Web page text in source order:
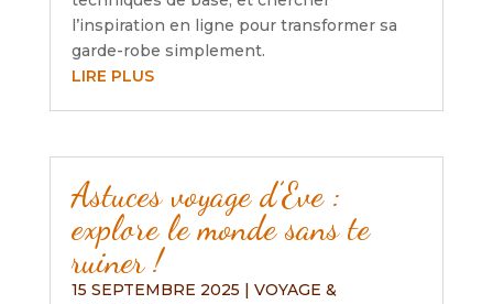
l’inspiration en ligne pour transformer sa
garde-robe simplement.
LIRE PLUS
Astuces voyage d’Eve :
explore le monde sans te
ruiner !
15 SEPTEMBRE 2025 | VOYAGE &